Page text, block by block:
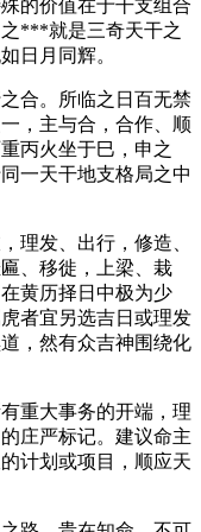
的价值在于干支组合
***就是三奇天干之
日月同辉。
合。所临之日百无禁
，主与合，合作、顺
丙火坐于巳，申之
一天干地支格局之中
理发、出行，修造、
、移徙，上梁、栽
黄历择日中极为少
者宜另选吉日或理发
，然有众吉神围绕化
重大事务的开端，理
庄严标记。建议命主
计划或项目，顺应天